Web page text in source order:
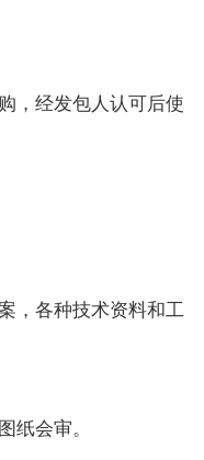
，经发包人认可后使
，各种技术资料和工
纸会审。